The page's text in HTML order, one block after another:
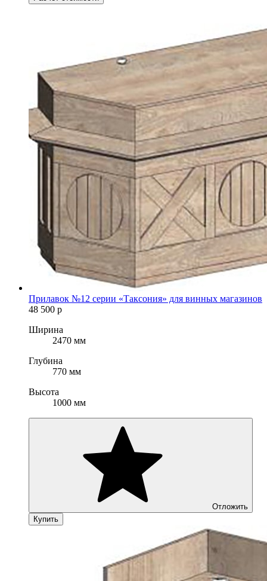
Прилавок №12 серии «Таксония» для винных магазинов
48 500 р
Ширина
2470 мм
Глубина
770 мм
Высота
1000 мм
Отложить
Купить